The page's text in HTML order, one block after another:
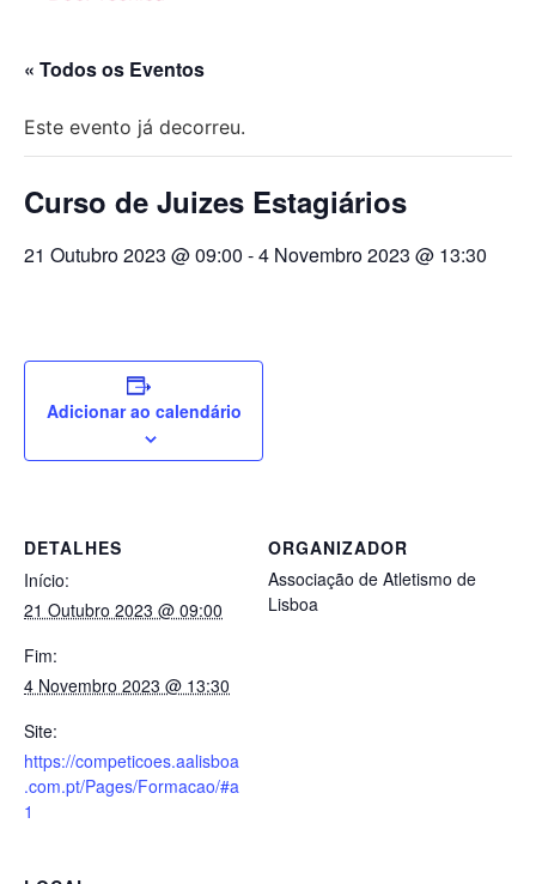
« Todos os Eventos
Este evento já decorreu.
Curso de Juizes Estagiários
21 Outubro 2023 @ 09:00 -4 Novembro 2023 @ 13:30
Adicionar ao calendário
DETALHES
Início:
21 Outubro 2023 @ 09:00
Fim:
4 Novembro 2023 @ 13:30
Site:
https://competicoes.aalisboa
.com.pt/Pages/Formacao/#a
1
ORGANIZADOR
Associação de Atletismo de
Lisboa